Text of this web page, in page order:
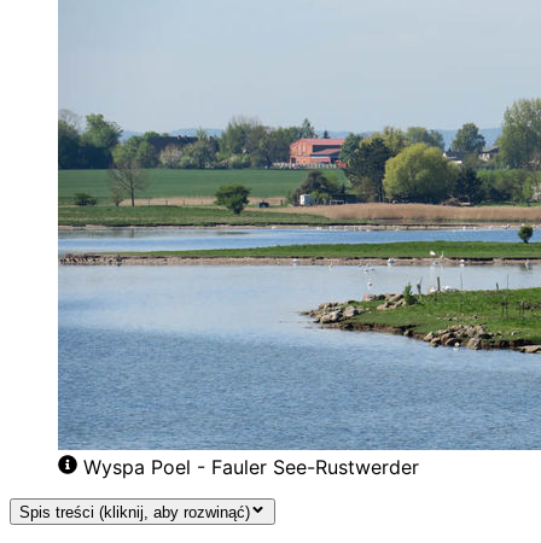
Wyspa Poel - Fauler See-Rustwerder
Spis treści (kliknij, aby rozwinąć)